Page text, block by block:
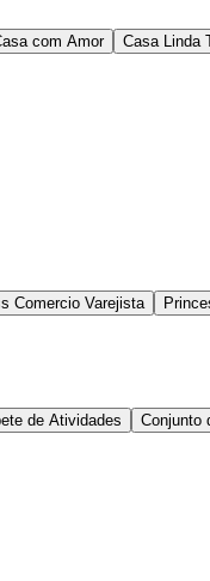
com Amor Casa Linda
Comercio Varejista
de Atividades Conjunto